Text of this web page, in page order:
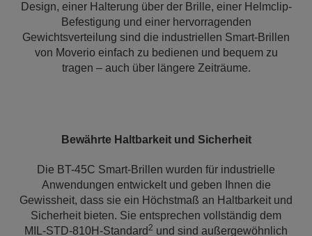
Design, einer Halterung über der Brille, einer Helmclip-
Befestigung und einer hervorragenden
Gewichtsverteilung sind die industriellen Smart-Brillen
von Moverio einfach zu bedienen und bequem zu
tragen – auch über längere Zeiträume.
Bewährte Haltbarkeit und Sicherheit
Die BT-45C Smart-Brillen wurden für industrielle
Anwendungen entwickelt und geben Ihnen die
Gewissheit, dass sie ein Höchstmaß an Haltbarkeit und
Sicherheit bieten. Sie entsprechen vollständig dem
MIL-STD-810H-Standard2 und sind außergewöhnlich